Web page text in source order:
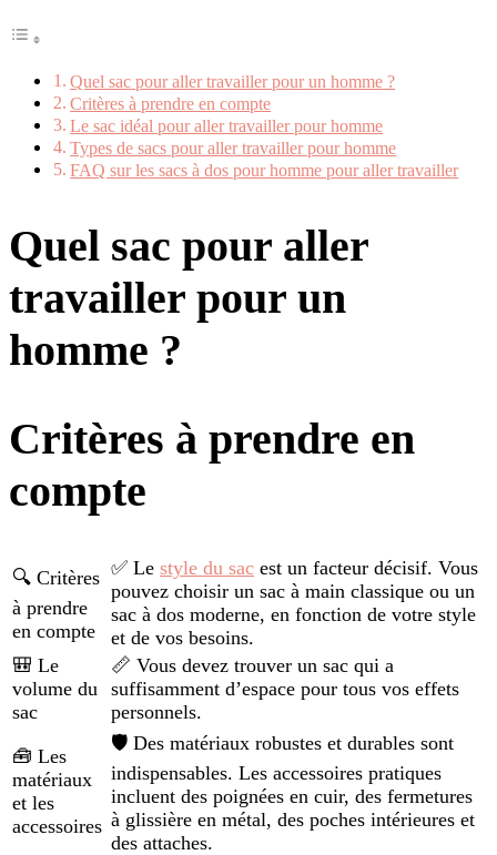
Quel sac pour aller travailler pour un homme ?
Critères à prendre en compte
Le sac idéal pour aller travailler pour homme
Types de sacs pour aller travailler pour homme
FAQ sur les sacs à dos pour homme pour aller travailler
Quel sac pour aller
travailler pour un
homme ?
Critères à prendre en
compte
🔍 Critères
à prendre
en compte
✅ Le style du sac est un facteur décisif. Vous
pouvez choisir un sac à main classique ou un
sac à dos moderne, en fonction de votre style
et de vos besoins.
🎒 Le
volume du
sac
📏 Vous devez trouver un sac qui a
suffisamment d’espace pour tous vos effets
personnels.
🧰 Les
matériaux
et les
accessoires
🛡️ Des matériaux robustes et durables sont
indispensables. Les accessoires pratiques
incluent des poignées en cuir, des fermetures
à glissière en métal, des poches intérieures et
des attaches.